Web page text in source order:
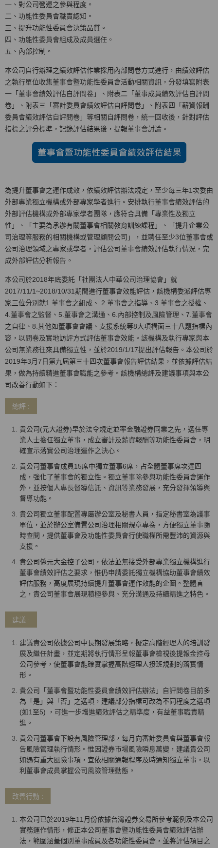
一、對公司營運之參與程度。
二、功能性委員會職責認知。
三、提升功能性委員會決策品質。
四、功能性委員會組成及成員選任。
五、內部控制。
本公司自行辦理之績效評估作業採用內部問卷方式進行，由績效評估
之執行單位收集董事會暨功能性委員會活動相關資訊，分發填寫附表
一「董事會績效評估自評問卷」、附表二「董事成員績效評估自評問
卷」、附表三「審計委員會績效評估自評問卷」、附表四「薪資報酬
委員會績效評估自評問卷」等相關自評問卷，統一回收後，針對評估
指標之評分標準，記錄評估結果後，提報董事會討論。
為提升董事會之運作成效，依績效評估辦法規定，至少每三年1次委由
外部專業獨立機構或外部專家學者進行。安排執行董事會績效評估的
外部評估機構或外部專家學者團隊，應符合具備「專業性及獨立
性」、「主要為承辦有關董事會相關教育訓練課程」、「提升企業公
司治理等服務的相關機構或管理顧問公司」，並聘任至少3位董事會或
公司治理領域之專家或學者，評估公司董事會績效評估執行情況，完
成外部評估分析報告。
本公司於2018年底委託「社團法人中華公司治理協會」就
2017/11/1~2018/10/31期間進行董事會效能評估，該機構委派評估專
家三位分別就1.董事會之組成、 2.董事會之指導、3.董事會之授權、
4.董事會之監督、5.董事會之溝通、6.內部控制及風險管理、7.董事會
之自律、8.其他如董事會會議、支援系統等8大項構面三十八題指標內
容，以問卷及實地訪評方式評估董事會效能。該機構及執行專家與本
公司無業務往來具備獨立性，並於2019/1/17提出評估報告。本公司於
2019年3月7日第九屆第三十四次董事會報告評估結果，並依據評估結
果，做為持續精進董事會職能之參考。該機構總評及建議事項與本公
司改善行動如下：
總評 :
貴公司(元大證券)早於法令規定並率金融證券同業之先，選任專
業人士擔任獨立董事，成立審計及薪資報酬等功能性委員會，明
確宣示落實公司治理運作之決心。
貴公司董事會成員15席中獨立董事6席，占全體董事席次達四
成，強化了董事會的獨立性。獨立董事除參與功能性委員會運作
外，並按個人專長督導信託、資訊等業務發展，充分發揮領導與
督導功能。
貴公司獨立董事配置專屬辦公室及秘書人員，指定秘書室為議事
單位，並於辦公室備置公司治理相關規章專卷，方便獨立董事隨
時查閱，提供董事會及功能性委員會行使職權所需豐沛的資源與
支援。
貴公司係元大金控子公司，依法並無接受外部專業獨立機構進行
董事會績效評估之要求，惟仍申請委託獨立機構協助董事會績效
評估服務，高度展現持續提升董事會運作效能的企圖。整體言
之，貴公司董事會展現積極參與、充分溝通及持續精進之特色。
建議 :
建議貴公司依據公司中長期發展策略，擬定高階經理人的培訓發
展及繼任計畫，並定期將執行情形呈報董事會檢視後提報金控母
公司參考，使董事會能確實掌握高階經理人接班規劃的落實情
形。
貴公司「董事會暨功能性委員會績效評估辦法」自評問卷目前多
為「是」與「否」之選項，建議部分指標可改為不同程度之選項
(如1至5) ，可進一步增進績效評估之精準度，有益董事職責精
進。
貴公司董事會下設有風險管理部，每月向審計委員會與董事會報
告風險管理執行情形。惟因證券市場風險瞬息萬變，建議貴公司
如遇有重大風險事項，宜依相關通報程序及時通知獨立董事，以
利董事會成員掌握公司風險管理動態。
改善行動 :
本公司已於2019年11月份依據台灣證券交易所參考範例及本公司
實務運作情形，修正本公司董事會暨功能性委員會績效評估辦
法，範圍涵蓋個別董事成員及各功能性委員會，並將評估項目之